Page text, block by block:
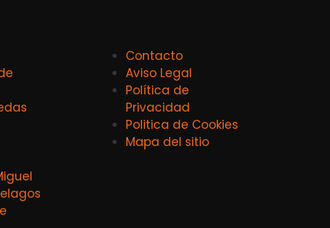
Contacto
Aviso Legal
Política de
Privacidad
Politica de Cookies
Mapa del sitio